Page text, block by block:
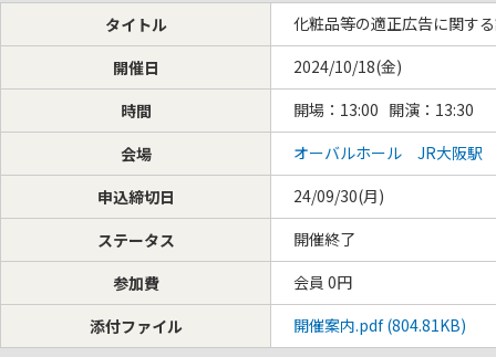
タイトル
化粧品等の適正広告に関す
開催日
2024/10/18(金)
時間
開場：13:00 開演：13:30
会場
オーバルホール JR大阪駅
申込締切日
24/09/30(月)
ステータス
開催終了
参加費
会員 0円
添付ファイル
開催案内.pdf (804.81KB)